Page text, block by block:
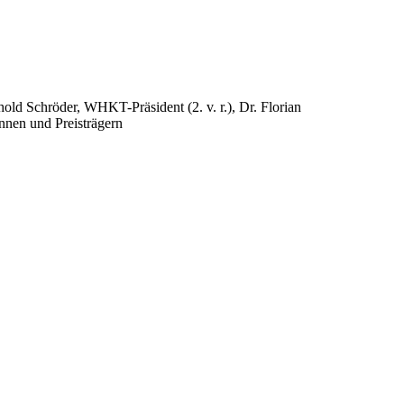
Schröder, WHKT-Präsident (2. v. r.), Dr. Florian
und Preisträgern